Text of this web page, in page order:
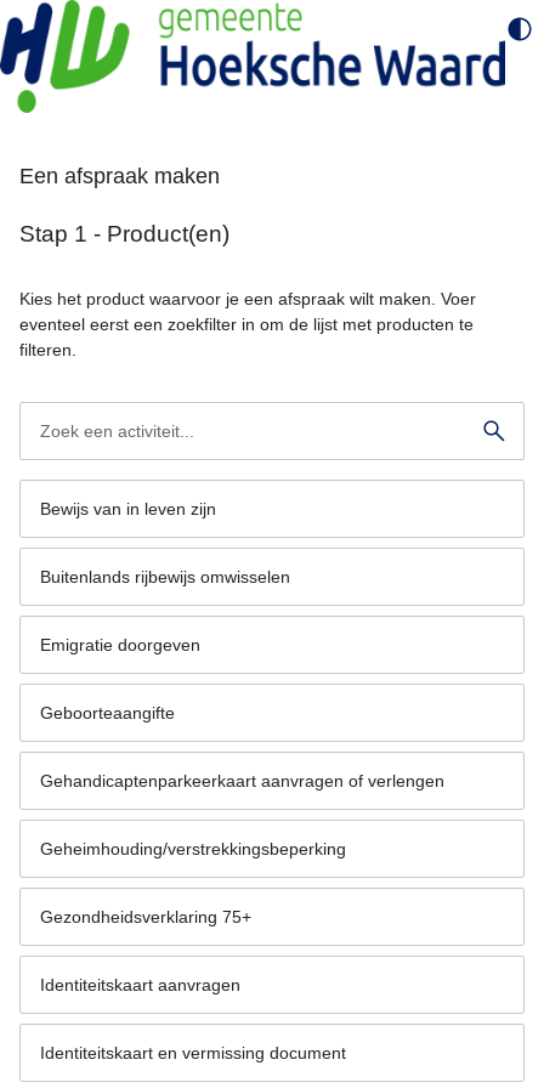
Een afspraak maken
Stap 1 - Product(en)
Kies het product waarvoor je een afspraak wilt maken. Voer
eventeel eerst een zoekfilter in om de lijst met producten te
filteren.
Bewijs van in leven zijn
Buitenlands rijbewijs omwisselen
Emigratie doorgeven
Geboorteaangifte
Gehandicaptenparkeerkaart aanvragen of verlengen
Geheimhouding/verstrekkingsbeperking
Gezondheidsverklaring 75+
Identiteitskaart aanvragen
Identiteitskaart en vermissing document